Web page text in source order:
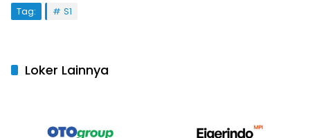
Tag: S1
Loker Lainnya